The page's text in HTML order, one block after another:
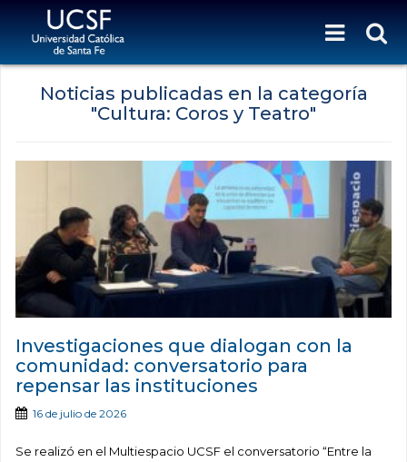
Noticias publicadas en la categoría
"Cultura: Coros y Teatro"
Investigaciones que dialogan con la
comunidad: conversatorio para
repensar las instituciones
16 de julio de 2026
Se realizó en el Multiespacio UCSF el conversatorio “Entre la